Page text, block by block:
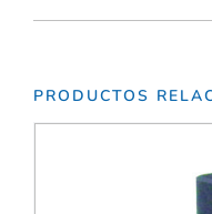
PRODUCTOS